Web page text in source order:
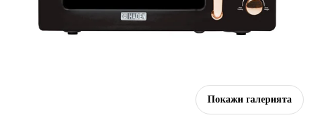
Покажи галерията